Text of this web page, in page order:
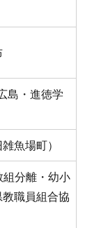
島・進徳学
魚場町）
組分離・幼小
職員組合協